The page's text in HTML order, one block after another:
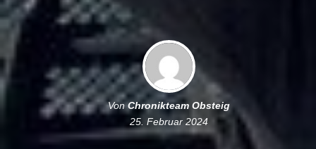
VonChronikteam Obsteig
25. Februar 2024